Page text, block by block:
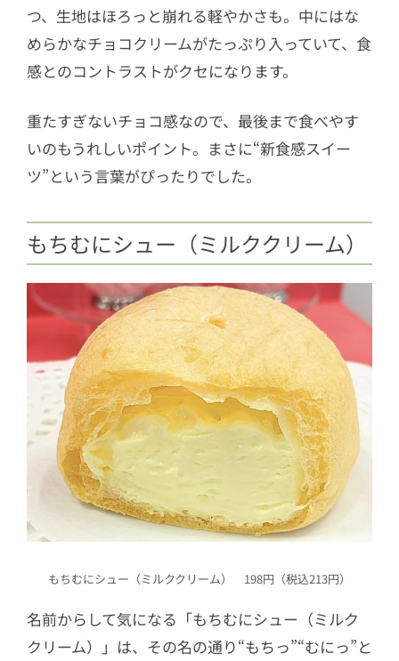
つ、生地はほろっと崩れる軽やかさも。中にはな
めらかなチョコクリームがたっぷり入っていて、食
感とのコントラストがクセになります。
重たすぎないチョコ感なので、最後まで食べやす
いのもうれしいポイント。まさに“新食感スイー
ツ”という言葉がぴったりでした。
もちむにシュー（ミルククリーム）
もちむにシュー（ミルククリーム） 198円（税込213円）
名前からして気になる「もちむにシュー（ミルク
クリーム）」は、その名の通り“もちっ”“むにっ”と